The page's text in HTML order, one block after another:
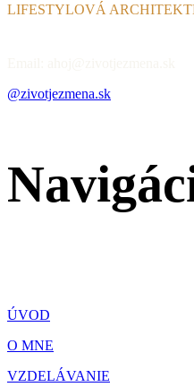
LIFESTYLOVÁ
@zivotjezmena.sk
ÚVOD
O MNE
VZDELÁVANIE